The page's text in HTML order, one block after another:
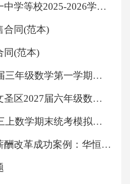
应承担赔偿责任。赔偿
计算，包括但不限于直
生的律师费、诉讼费等
约定时间内完成移交工
方支付违约金。逾期超
解除本协议，并要求甲方
甲方应按照移交款项的
。2.乙方违约责任若乙
付移交款项，每逾期一
河北承德市第一中学等校2025-2026学年高二下学期5月期中生物试题(文字版含答案)
合同(范本)
同(范本)
山东聊城2027届三年级数学第一学期期末综合测试模拟试题含解析
辽宁省辽阳市文圣区2027届六年级数学第一学期期末质量检测试题含解析
马山县2027届三上数学期末统考模拟试题含解析
零售快消行业薪酬改革成功案例：华恒智信破解调薪机会少困局